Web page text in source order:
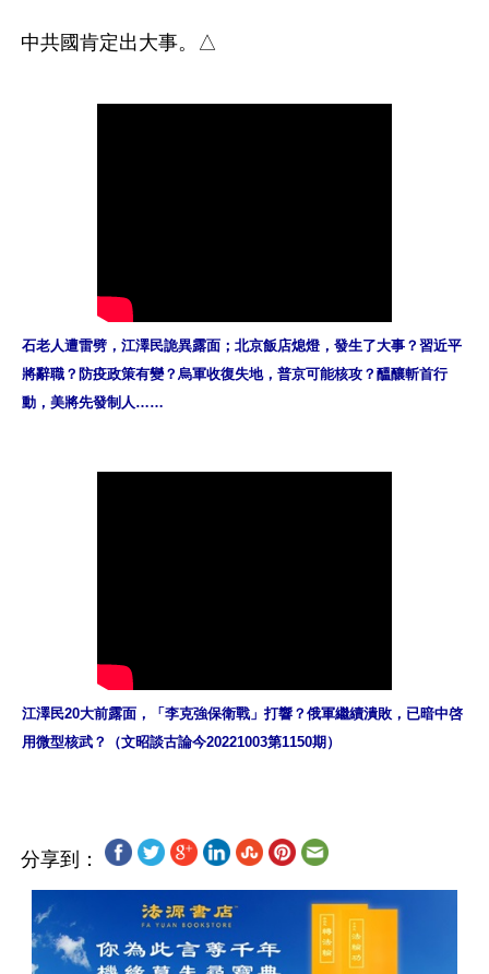
石老人遭雷劈，江澤民詭異露面；北京飯店熄燈，發生了大事？習近平
將辭職？防疫政策有變？烏軍收復失地，普京可能核攻？醞釀斬首行
動，美將先發制人……
江澤民20大前露面，「李克強保衛戰」打響？俄軍繼續潰敗，已暗中啓
用微型核武？（文昭談古論今20221003第1150期）
分享到：